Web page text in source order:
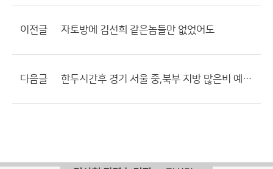
이전글 자토방에 김선희 같은놈들만 없었어도
다음글 한두시간후 경기 서울 중,북부 지방 많은비 예상...